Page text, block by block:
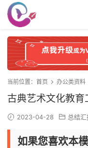
当前位置： 首页 办公类资料
古典艺术文化教
2023-04-28 总结汇
如果您喜欢本